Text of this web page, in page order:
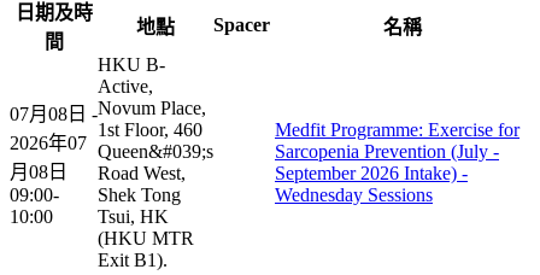
日期及時
間
地點 Spacer 名稱
07月08日 -
2026年07
月08日
09:00-
10:00
HKU B-
Active,
Novum Place,
1st Floor, 460
Queen&#039;s
Road West,
Shek Tong
Tsui, HK
(HKU MTR
Exit B1).
Medfit Programme: Exercise for
Sarcopenia Prevention (July -
September 2026 Intake) -
Wednesday Sessions